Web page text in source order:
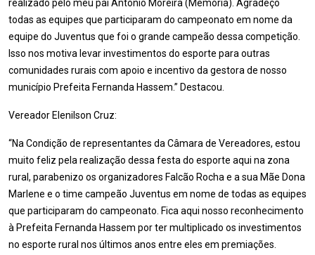
realizado pelo meu pai Antônio Moreira (Memória). Agradeço
todas as equipes que participaram do campeonato em nome da
equipe do Juventus que foi o grande campeão dessa competição.
Isso nos motiva levar investimentos do esporte para outras
comunidades rurais com apoio e incentivo da gestora de nosso
município Prefeita Fernanda Hassem.” Destacou.
Vereador Elenilson Cruz:
“Na Condição de representantes da Câmara de Vereadores, estou
muito feliz pela realização dessa festa do esporte aqui na zona
rural, parabenizo os organizadores Falcão Rocha e a sua Mãe Dona
Marlene e o time campeão Juventus em nome de todas as equipes
que participaram do campeonato. Fica aqui nosso reconhecimento
à Prefeita Fernanda Hassem por ter multiplicado os investimentos
no esporte rural nos últimos anos entre eles em premiações.